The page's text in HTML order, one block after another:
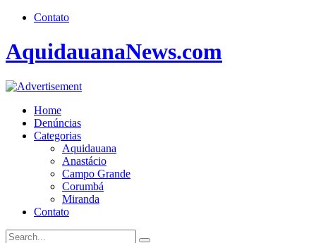
Contato
AquidauanaNews.com
Home
Denúncias
Categorias
Aquidauana
Anastácio
Campo Grande
Corumbá
Miranda
Contato